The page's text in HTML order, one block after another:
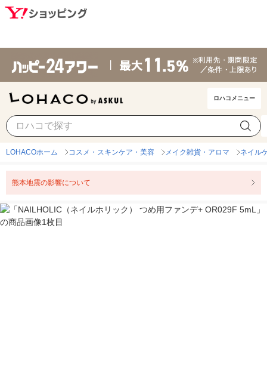
ロハコメニュー
LOHACOホーム コスメ・スキンケア・美容 メイク雑貨・アロマ ネイル
熊本地震の影響について